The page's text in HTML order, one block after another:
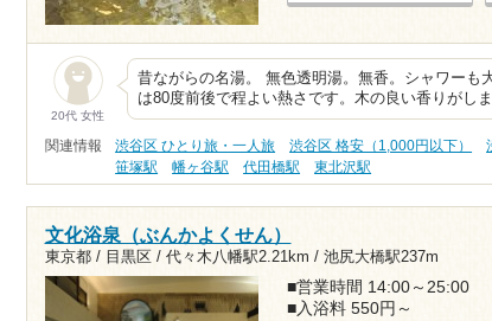
20代 女性
昔ながらの名湯。 無色透明湯。無香。シャワーも
は80度前後で程よい熱さです。木の良い香りがし
関連情報 渋谷区 ひとり旅・一人旅 渋谷区 格安（1,000円以下）
笹塚駅
幡ヶ谷駅 代田橋駅 東北沢駅
文化浴泉（ぶんかよくせん）
東京都 / 目黒区 / 代々木八幡駅2.21km / 池尻大橋駅237m
■営業時間 14:00～25:00
■入浴料 550円～